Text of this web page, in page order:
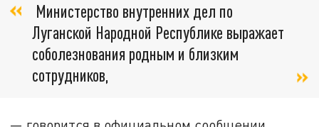
Министерство внутренних дел по
Луганской Народной Республике выражает
соболезнования родным и близким
сотрудников,